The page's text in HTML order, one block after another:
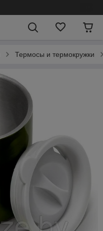
Термосы и термокружки